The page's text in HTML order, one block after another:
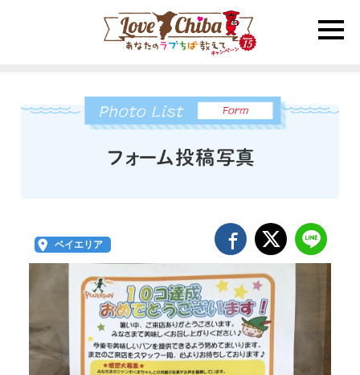
toggle
ベイエリア